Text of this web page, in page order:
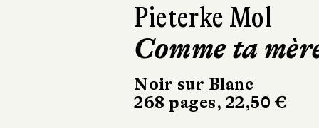
Ásta
Sigurdardóttir
Dehors, c’est
printemps